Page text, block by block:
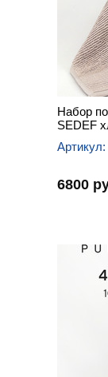
Набор
SEDEF
Артикул:
6800